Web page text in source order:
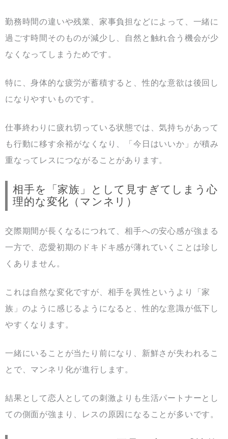
勤務時間の違いや残業、家事負担などによって、一緒に
過ごす時間そのものが減少し、自然と触れ合う機会が少
なくなってしまうためです。
特に、身体的な疲労が蓄積すると、性的な意欲は後回し
になりやすいものです。
仕事終わりに疲れ切っている状態では、気持ちがあって
も行動に移す余裕がなくなり、「今日はいいか」が積み
重なってレスにつながることがあります。
相手を「家族」として見すぎてしまう心
理的な変化（マンネリ）
交際期間が長くなるにつれて、相手への安心感が強まる
一方で、恋愛初期のドキドキ感が薄れていくことは珍し
くありません。
これは自然な変化ですが、相手を異性というより「家
族」のように感じるようになると、性的な意識が低下し
やすくなります。
一緒にいることが当たり前になり、新鮮さが失われるこ
とで、マンネリ化が進行します。
結果として恋人としての刺激よりも生活パートナーとし
ての側面が強まり、レスの原因になることが多いです。